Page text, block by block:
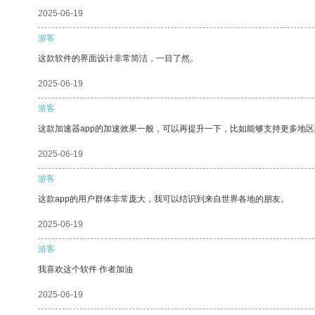
2025-06-19
游客
这款软件的界面设计非常简洁，一目了然。
2025-06-19
游客
这款加速器app的加速效果一般，可以再提升一下，比如能够支持更多地区
2025-06-19
游客
这款app的用户群体非常庞大，我可以结识到来自世界各地的朋友。
2025-06-19
游客
我喜欢这个软件 作者加油
2025-06-19